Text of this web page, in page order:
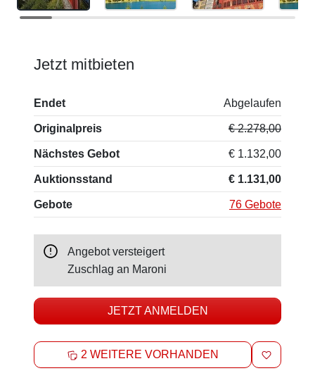
Jetzt mitbieten
Endet Abgelaufen
Originalpreis € 2.278,00
Nächstes Gebot € 1.132,00
Auktionsstand € 1.131,00
Gebote 76 Gebote
Angebot versteigert
Zuschlag an Maroni
JETZT ANMELDEN
2 WEITERE VORHANDEN MERKEN